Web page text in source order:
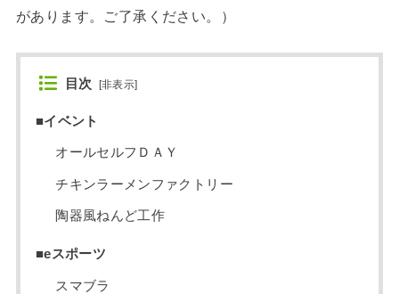
があります。ご了承ください。）
目次 [非表示]
■イベント
オールセルフＤＡＹ
チキンラーメンファクトリー
陶器風ねんど工作
■eスポーツ
スマブラ